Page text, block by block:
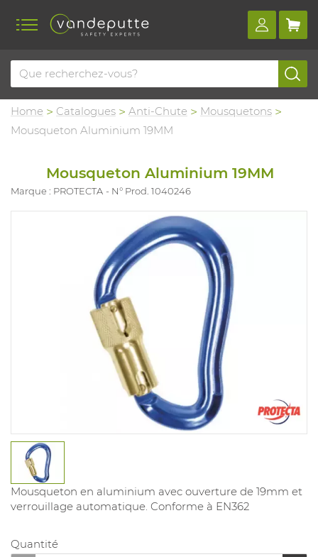
Home Catalogues Anti-Chute
Mousquetons
Mousqueton Aluminium 19MM
Mousqueton Aluminium 19MM
Marque : PROTECTA N° Prod. 1040246
Mousqueton en aluminium avec ouverture de 19mm et
verrouillage automatique. Conforme à EN362
Quantité